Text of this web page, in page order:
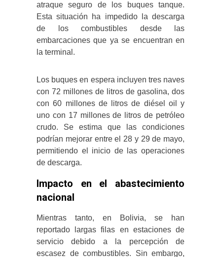
atraque seguro de los buques tanque.
Esta situación ha impedido la descarga
de los combustibles desde las
embarcaciones que ya se encuentran en
la terminal.
Los buques en espera incluyen tres naves
con 72 millones de litros de gasolina, dos
con 60 millones de litros de diésel oil y
uno con 17 millones de litros de petróleo
crudo.
Se estima que las condiciones
podrían mejorar entre el 28 y 29 de mayo,
permitiendo el inicio de las operaciones
de descarga.
Impacto en el abastecimiento
nacional
Mientras tanto, en Bolivia, se han
reportado largas filas en estaciones de
servicio debido a la percepción de
escasez de combustibles.
Sin embargo,